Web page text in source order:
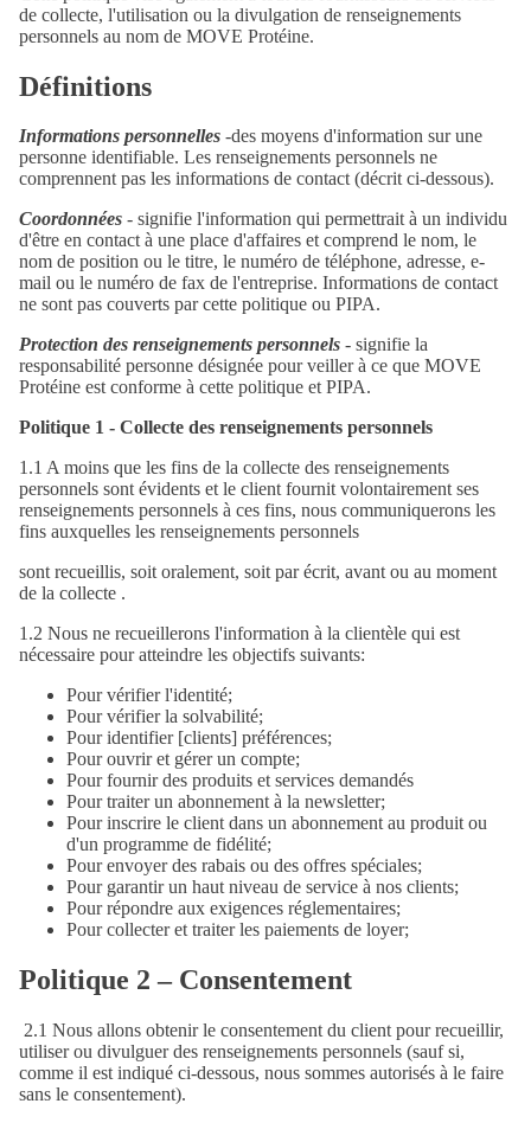
de collecte, l'utilisation ou la divulgation de renseignements
personnels au nom de MOVE Protéine.
Définitions
Informations personnelles -des moyens d'information sur une
personne identifiable. Les renseignements personnels ne
comprennent pas les informations de contact (décrit ci-dessous).
Coordonnées - signifie l'information qui permettrait à un individu
d'être en contact à une place d'affaires et comprend le nom, le
nom de position ou le titre, le numéro de téléphone, adresse, e-
mail ou le numéro de fax de l'entreprise. Informations de contact
ne sont pas couverts par cette politique ou PIPA.
Protection des renseignements personnels - signifie la
responsabilité personne désignée pour veiller à ce que MOVE
Protéine est conforme à cette politique et PIPA.
Politique 1 - Collecte des renseignements personnels
1.1 A moins que les fins de la collecte des renseignements
personnels sont évidents et le client fournit volontairement ses
renseignements personnels à ces fins, nous communiquerons les
fins auxquelles les renseignements personnels
sont recueillis, soit oralement, soit par écrit, avant ou au moment
de la collecte .
1.2 Nous ne recueillerons l'information à la clientèle qui est
nécessaire pour atteindre les objectifs suivants:
Pour vérifier l'identité;
Pour vérifier la solvabilité;
Pour identifier [clients] préférences;
Pour ouvrir et gérer un compte;
Pour fournir des produits et services demandés
Pour traiter un abonnement à la newsletter;
Pour inscrire le client dans un abonnement au produit ou
d'un programme de fidélité;
Pour envoyer des rabais ou des offres spéciales;
Pour garantir un haut niveau de service à nos clients;
Pour répondre aux exigences réglementaires;
Pour collecter et traiter les paiements de loyer;
Politique 2 – Consentement
2.1 Nous allons obtenir le consentement du client pour recueillir,
utiliser ou divulguer des renseignements personnels (sauf si,
comme il est indiqué ci-dessous, nous sommes autorisés à le faire
sans le consentement).